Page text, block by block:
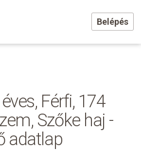
Belépés
Férfi, 174
Szőke haj -
adatlap